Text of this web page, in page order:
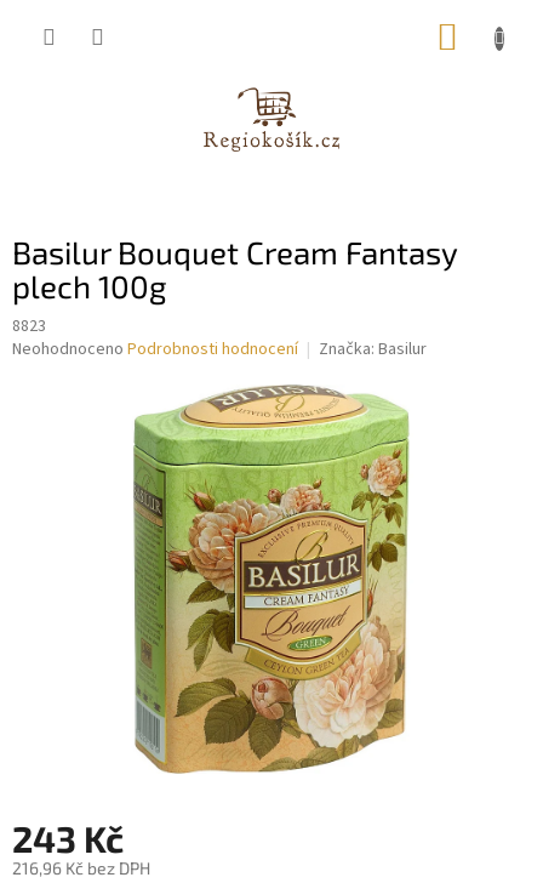
Basilur Bouquet Cream Fantasy
plech 100g
8823
Průměrné
Neohodnoceno Podrobnosti hodnocení Značka: Basilur
243 Kč
216,96 Kč bez DPH